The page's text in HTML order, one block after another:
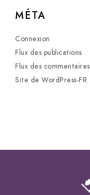
MÉTA
Connexion
Flux des publications
Flux des commentaires
Site de WordPress-FR